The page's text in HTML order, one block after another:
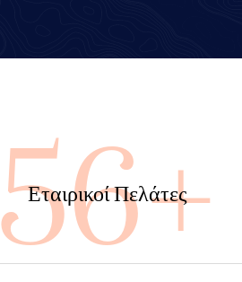
100+
Εταιρικοί Πελάτες